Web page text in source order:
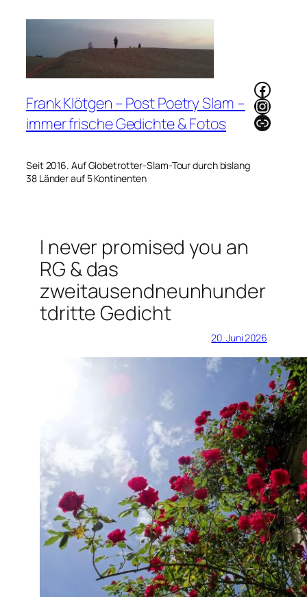
Frank Klötgen – Post Poetry Slam –
immer frische Gedichte & Fotos
Seit 2016. Auf Globetrotter-Slam-Tour durch bislang
38 Länder auf 5 Kontinenten
Link
I never promised you an
RG & das
zweitausendneunhunder
tdritte Gedicht
20. Juni 2026